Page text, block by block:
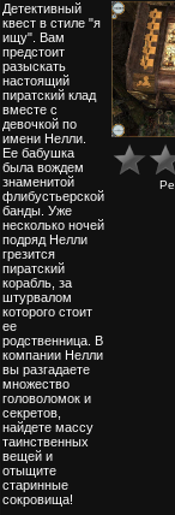
Детективный
квест в стиле "я
ищу". Вам
предстоит
разыскать
настоящий
пиратский клад
вместе с
девочкой по
имени Нелли.
Ее бабушка
была вождем
знаменитой
флибустьерской
банды. Уже
несколько ночей
подряд Нелли
грезится
пиратский
корабль, за
штурвалом
которого стоит
ее
родственница. В
компании Нелли
вы разгадаете
множество
головоломок и
секретов,
найдете массу
таинственных
вещей и
отыщите
старинные
сокровища!